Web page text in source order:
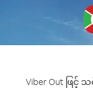
Viber Out ဖြ